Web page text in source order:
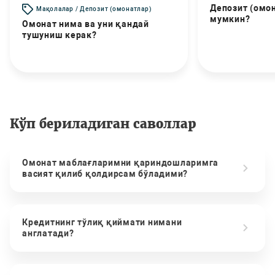
Мақолалар / Депозит (омонатлар)
Омонат нима ва уни қандай
тушуниш керак?
Депозит
мумкин?
Кўп бериладиган саволлар
Омонат маблағларимни қариндошларимга
васият қилиб қолдирсам бўладими?
Кредитнинг тўлиқ қиймати нимани
англатади?